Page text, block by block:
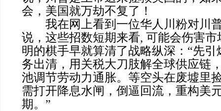
会，美国就万劫不复了！
我在网上看到一位华人川粉对川
说，这些招数短期来看, 可能会伤害
明的棋手早就算清了战略纵深：“先
务出清，用关税大刀肢解全球供应链
池调节劳动力通胀。等空头在废墟里
需打开降息水闸，倒逼回流，重构美
期。”